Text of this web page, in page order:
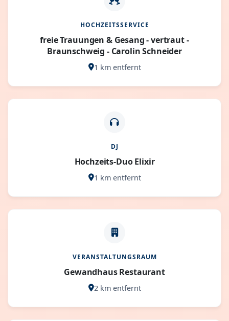
HOCHZEITSSERVICE
freie Trauungen & Gesang - vertraut -
Braunschweig - Carolin Schneider
1 km entfernt
DJ
Hochzeits-Duo Elixir
1 km entfernt
VERANSTALTUNGSRAUM
Gewandhaus Restaurant
2 km entfernt